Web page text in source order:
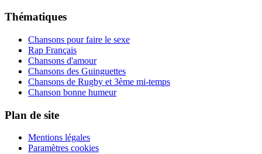
Thématiques
Chansons pour faire le sexe
Rap Français
Chansons d'amour
Chansons des Guinguettes
Chansons de Rugby et 3ème mi-temps
Chanson bonne humeur
Plan de site
Mentions légales
Paramètres cookies